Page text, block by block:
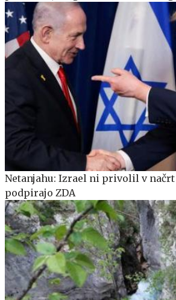
Netanjahu: Izrael ni privolil v načrt
podpirajo ZDA